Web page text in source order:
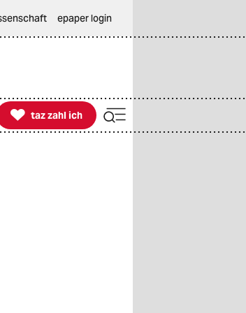
epaper login

taz zahl ich
taz zahl ich